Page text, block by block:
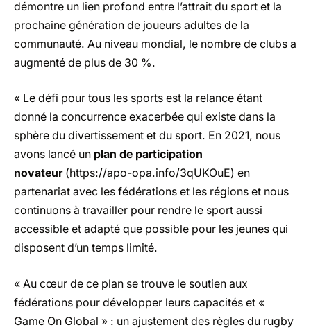
démontre un lien profond entre l’attrait du sport et la
prochaine génération de joueurs adultes de la
communauté. Au niveau mondial, le nombre de clubs a
augmenté de plus de 30 %.
« Le défi pour tous les sports est la relance étant
donné la concurrence exacerbée qui existe dans la
sphère du divertissement et du sport. En 2021, nous
avons lancé un plan de participation
novateur (https://apo-opa.info/3qUKOuE) en
partenariat avec les fédérations et les régions et nous
continuons à travailler pour rendre le sport aussi
accessible et adapté que possible pour les jeunes qui
disposent d’un temps limité.
« Au cœur de ce plan se trouve le soutien aux
fédérations pour développer leurs capacités et «
Game On Global » : un ajustement des règles du rugby